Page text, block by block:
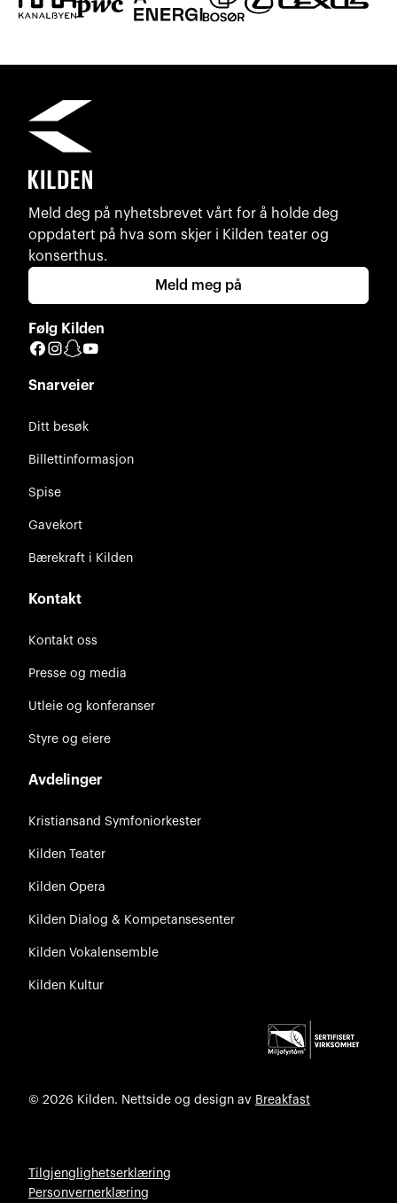
Meld deg på nyhetsbrevet vårt for å holde deg
oppdatert på hva som skjer i Kilden teater og
konserthus.
Meld meg på
Følg Kilden
Facebook
Instagram
Snapchat
Snarveier
Ditt besøk
Billettinformasjon
Spise
Gavekort
Bærekraft i Kilden
Kontakt
Kontakt oss
Presse og media
Utleie og konferanser
Styre og eiere
Avdelinger
Kristiansand Symfoniorkester
Kilden Teater
Kilden Opera
Kilden Dialog & Kompetansesenter
Kilden Vokalensemble
Kilden Kultur
© 2026 Kilden. Nettside og design av Breakfast
Tilgjenglighetserklæring
Personvernerklæring